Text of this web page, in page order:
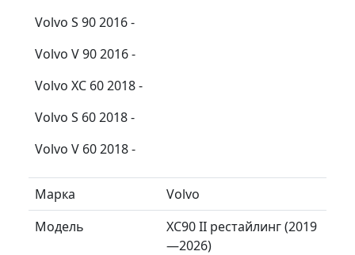
Volvo S 90 2016 -
Volvo V 90 2016 -
Volvo XC 60 2018 -
Volvo S 60 2018 -
Volvo V 60 2018 -
Марка
Volvo
Модель
XC90 II рестайлинг (2019
—2026)